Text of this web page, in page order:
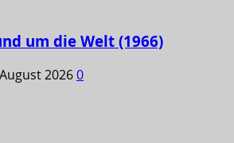
um die Welt (1966)
20260